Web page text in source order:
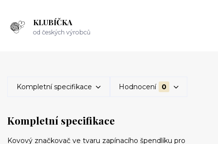
KLUBÍČKA
od českých výrobců
Kompletní specifikace Hodnocení 0
Kompletní specifikace
Kovový značkovač ve tvaru zapínacího špendlíku pro